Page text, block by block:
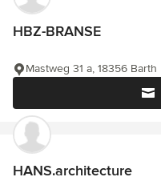
HBZ-BRANSE
Mastweg 31 a, 18356 Barth
HANS.architecture